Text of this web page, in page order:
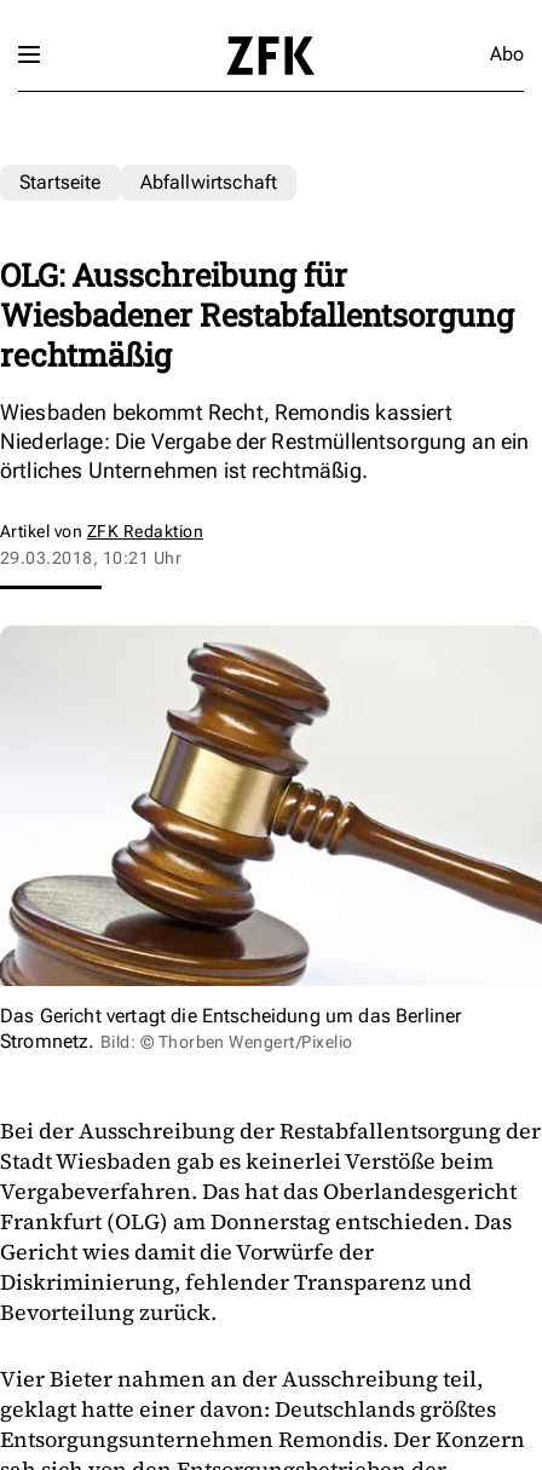
Abo
Startseite Abfallwirtschaft
OLG: Ausschreibung für
Wiesbadener Restabfallentsorgung
rechtmäßig
Wiesbaden bekommt Recht, Remondis kassiert
Niederlage: Die Vergabe der Restmüllentsorgung an ein
örtliches Unternehmen ist rechtmäßig.
Artikel von ZFK Redaktion
29.03.2018, 10:21 Uhr
Das Gericht vertagt die Entscheidung um das Berliner
Stromnetz. Bild: © Thorben Wengert/Pixelio
Bei der Ausschreibung der Restabfallentsorgung der
Stadt Wiesbaden gab es keinerlei Verstöße beim
Vergabeverfahren. Das hat das Oberlandesgericht
Frankfurt (OLG) am Donnerstag entschieden. Das
Gericht wies damit die Vorwürfe der
Diskriminierung, fehlender Transparenz und
Bevorteilung zurück.
Vier Bieter nahmen an der Ausschreibung teil,
geklagt hatte einer davon: Deutschlands größtes
Entsorgungsunternehmen Remondis. Der Konzern